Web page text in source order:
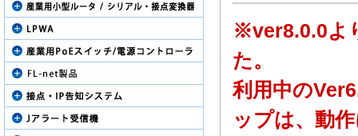
※ver8.0.0よ
た。
利用中の
ップは、動